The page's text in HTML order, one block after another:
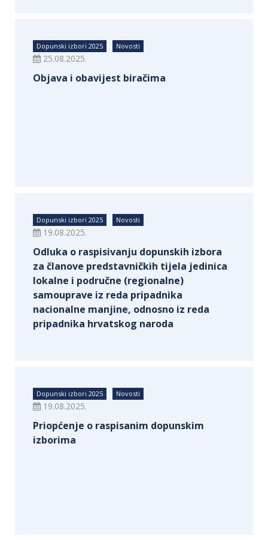
Dopunski izbori 2025 Novosti
25.08.2025.
Objava i obavijest biračima
Dopunski izbori 2025 Novosti
19.08.2025.
Odluka o raspisivanju dopunskih izbora
za članove predstavničkih tijela jedinica
lokalne i područne (regionalne)
samouprave iz reda pripadnika
nacionalne manjine, odnosno iz reda
pripadnika hrvatskog naroda
Dopunski izbori 2025 Novosti
19.08.2025.
Priopćenje o raspisanim dopunskim
izborima